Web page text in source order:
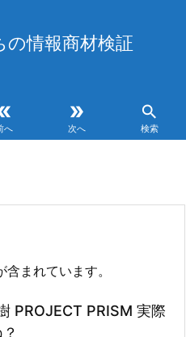
の情報商材検証
へ

次へ

検索
まれています。
PROJECT PRISM 実際